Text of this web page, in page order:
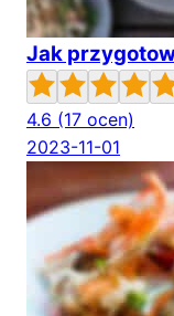
Jak
4.6 (17 ocen)
2023-11-01